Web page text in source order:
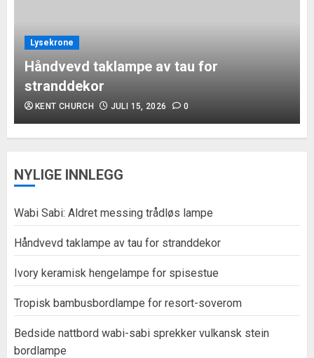
Lysekrone
Håndvevd taklampe av tau for
stranddekor
KENT CHURCH JULI 15, 2026 0
NYLIGE INNLEGG
Wabi Sabi: Aldret messing trådløs lampe
Håndvevd taklampe av tau for stranddekor
Ivory keramisk hengelampe for spisestue
Tropisk bambusbordlampe for resort-soverom
Bedside nattbord wabi-sabi sprekker vulkansk stein
bordlampe